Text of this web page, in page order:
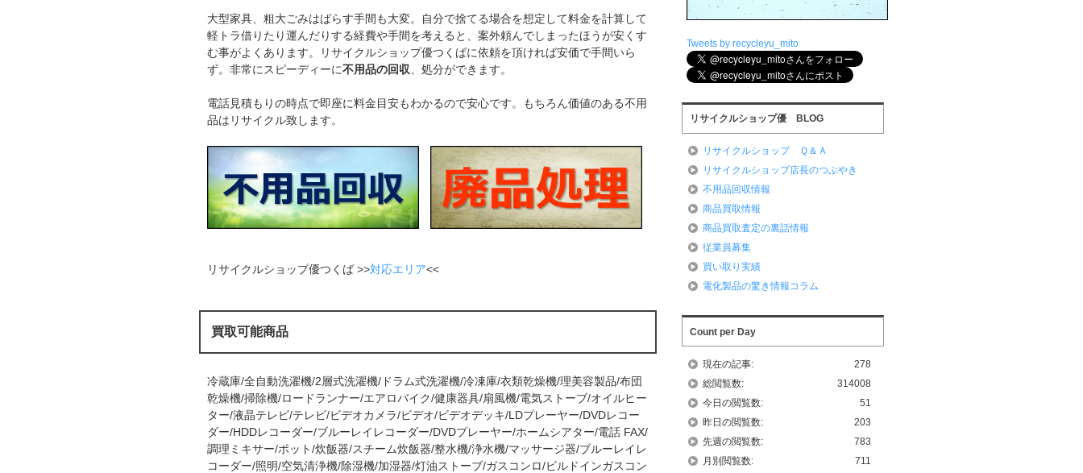
大型家具、粗大ごみはばらす手間も大変。自分で捨てる場合を想定して料金を計算して
軽トラ借りたり運んだりする経費や手間を考えると、案外頼んでしまったほうが安くす
む事がよくあります。リサイクルショップ優つくばに依頼を頂ければ安価で手間いら
ず。非常にスピーディーに不用品の回収 、処分ができます。
電話見積もりの時点で即座に料金目安もわかるので安心です。もちろん価値のある不用
品はリサイクル致します。
リサイクルショップ優つくば >>対応エリア<<
買取可能商品
冷蔵庫/全自動洗濯機/2層式洗濯機/ドラム式洗濯機/冷凍庫/衣類乾燥機/理美容製品/布団
乾燥機/掃除機/ロードランナー/エアロバイク/健康器具/扇風機/電気ストーブ/オイルヒー
ター/液晶テレビ/テレビ/ビデオカメラ/ビデオ/ビデオデッキ/LDプレーヤー/DVDレコー
ダー/HDDレコーダー/ブルーレイレコーダー/DVDプレーヤー/ホームシアター/電話 FAX/
調理ミキサー/ポット/炊飯器/スチーム炊飯器/整水機/浄水機/マッサージ器/ブルーレイレ
コーダー/照明/空気清浄機/除湿機/加湿器/灯油ストーブ/ガスコンロ/ビルドインガスコン
Tweets by recycleyu_mito
リサイクルショップ優 BLOG
リサイクルショップ Ｑ＆Ａ
リサイクルショップ店長のつぶやき
不用品回収情報
商品買取情報
商品買取査定の裏話情報
従業員募集
買い取り実績
電化製品の驚き情報コラム
Count per Day
278
現在の記事:
314008
総閲覧数:
51
今日の閲覧数:
203
昨日の閲覧数:
783
先週の閲覧数:
711
月別閲覧数: